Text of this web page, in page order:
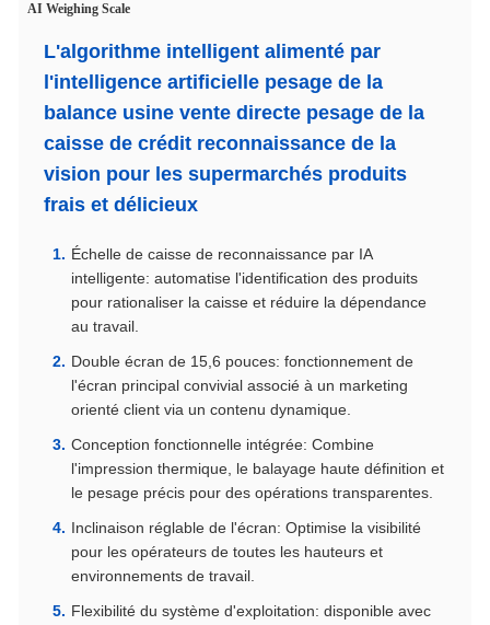
AI Weighing Scale
L'algorithme intelligent alimenté par
l'intelligence artificielle pesage de la
balance usine vente directe pesage de la
caisse de crédit reconnaissance de la
vision pour les supermarchés produits
frais et délicieux
Échelle de caisse de reconnaissance par IA
intelligente: automatise l'identification des produits
pour rationaliser la caisse et réduire la dépendance
au travail.
Double écran de 15,6 pouces: fonctionnement de
l'écran principal convivial associé à un marketing
orienté client via un contenu dynamique.
Conception fonctionnelle intégrée: Combine
l'impression thermique, le balayage haute définition et
le pesage précis pour des opérations transparentes.
Inclinaison réglable de l'écran: Optimise la visibilité
pour les opérateurs de toutes les hauteurs et
environnements de travail.
Flexibilité du système d'exploitation: disponible avec